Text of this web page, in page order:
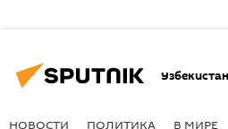
Узбекистан
НОВОСТИ ПОЛИТИКА В МИРЕ